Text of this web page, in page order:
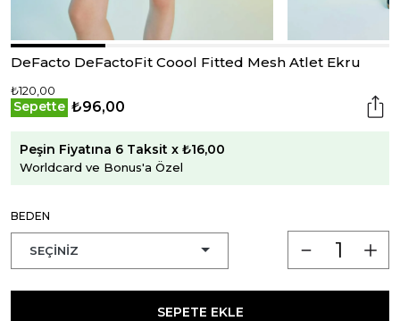
DeFacto DeFactoFit Coool Fitted Mesh Atlet Ekru
₺120,00
Sepette ₺96,00
Peşin Fiyatına 6 Taksit x ₺16,00
Worldcard ve Bonus'a Özel
BEDEN
SEPETE EKLE